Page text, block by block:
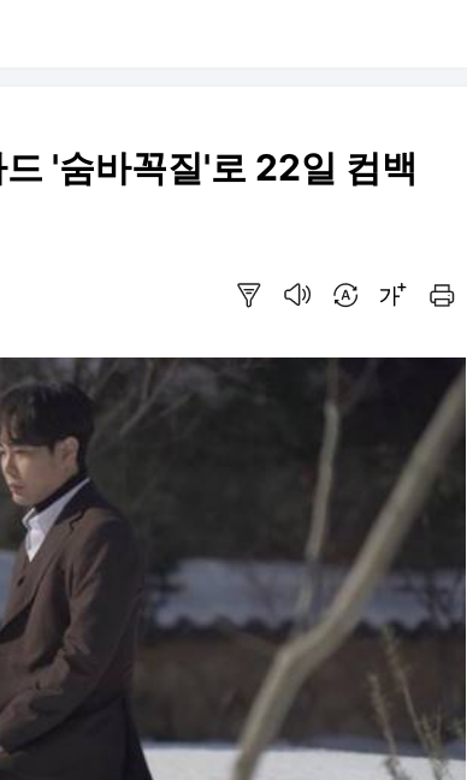
'숨바꼭질'로 22일 컴백